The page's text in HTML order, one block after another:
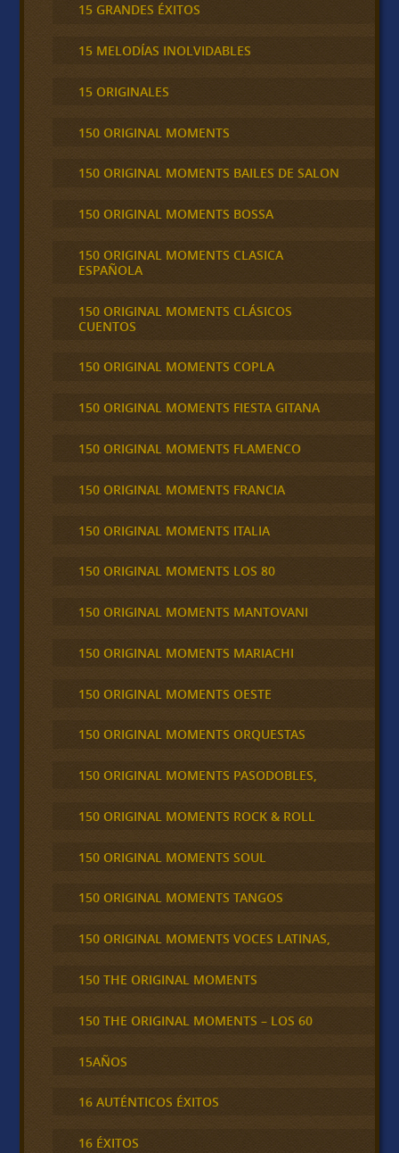
15 GRANDES ÉXITOS
15 MELODÍAS INOLVIDABLES
15 ORIGINALES
150 ORIGINAL MOMENTS
150 ORIGINAL MOMENTS BAILES DE SALON
150 ORIGINAL MOMENTS BOSSA
150 ORIGINAL MOMENTS CLASICA
ESPAÑOLA
150 ORIGINAL MOMENTS CLÁSICOS
CUENTOS
150 ORIGINAL MOMENTS COPLA
150 ORIGINAL MOMENTS FIESTA GITANA
150 ORIGINAL MOMENTS FLAMENCO
150 ORIGINAL MOMENTS FRANCIA
150 ORIGINAL MOMENTS ITALIA
150 ORIGINAL MOMENTS LOS 80
150 ORIGINAL MOMENTS MANTOVANI
150 ORIGINAL MOMENTS MARIACHI
150 ORIGINAL MOMENTS OESTE
150 ORIGINAL MOMENTS ORQUESTAS
150 ORIGINAL MOMENTS PASODOBLES,
150 ORIGINAL MOMENTS ROCK & ROLL
150 ORIGINAL MOMENTS SOUL
150 ORIGINAL MOMENTS TANGOS
150 ORIGINAL MOMENTS VOCES LATINAS,
150 THE ORIGINAL MOMENTS
150 THE ORIGINAL MOMENTS – LOS 60
15AÑOS
16 AUTÉNTICOS ÉXITOS
16 ÉXITOS